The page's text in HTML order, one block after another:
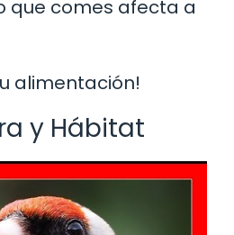
que comes afecta a
alimentación!
y Hábitat